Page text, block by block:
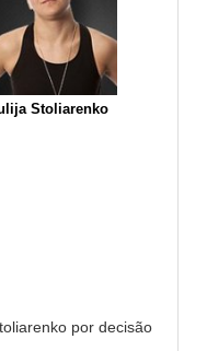
Stoliarenko
por decisão